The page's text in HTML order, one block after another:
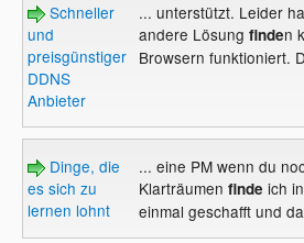
Schneller
und
preisgünstiger
DDNS
Anbieter
... unterstützt. Leider
andere Lösung finden
Browsern funktioniert.
Dinge, die
es sich zu
lernen lohnt
... eine PM wenn du
Klarträumen finde ich
einmal geschafft und